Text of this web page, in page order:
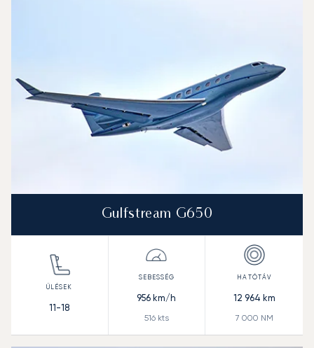
Gulfstream G650
11-18
956 km/h
516kts
12 964 km
7 000 NM